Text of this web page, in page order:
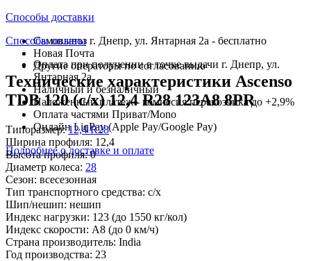
Способы доставки
Самовывоз г. Днепр, ул. Янтарная 2а - бесплатно
Новая Почта
Другие операторы по согласованию
Способы оплаты
Оплата при получении в точке выдачи г. Днепр, ул.
Янтарная 2а
Наличный и безналичный
Наложенный платеж - комиссия перевозчика до +2,9%
Оплата частями Приват/Mono
Онлайн LiqPay (Apple Pay/Google Pay)
Подробнее о доставке и оплате
Технические характеристики Ascenso
TDB 120 (с/х) 12,4 R28 123A8 8PR
Типоразмер:12,4 R28
Ширина профиля: 12,4
Высота профиля:0
Диаметр колеса: 28
Сезон: всесезонная
Тип транспортного средства: с/х
Шип/нешип: нешип
Индекс нагрузки: 123 (до 1550 кг/кол)
Индекс скорости: A8 (до 0 км/ч)
Страна производитель: India
Год производства: 23